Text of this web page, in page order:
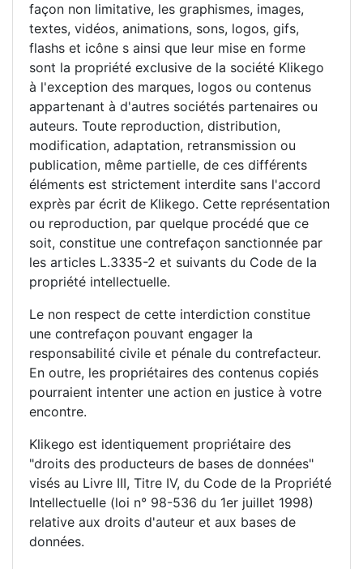
façon non limitative, les graphismes, images,
textes, vidéos, animations, sons, logos, gifs,
flashs et icône s ainsi que leur mise en forme
sont la propriété exclusive de la société Klikego
à l'exception des marques, logos ou contenus
appartenant à d'autres sociétés partenaires ou
auteurs. Toute reproduction, distribution,
modification, adaptation, retransmission ou
publication, même partielle, de ces différents
éléments est strictement interdite sans l'accord
exprès par écrit de Klikego. Cette représentation
ou reproduction, par quelque procédé que ce
soit, constitue une contrefaçon sanctionnée par
les articles L.3335-2 et suivants du Code de la
propriété intellectuelle.
Le non respect de cette interdiction constitue
une contrefaçon pouvant engager la
responsabilité civile et pénale du contrefacteur.
En outre, les propriétaires des contenus copiés
pourraient intenter une action en justice à votre
encontre.
Klikego est identiquement propriétaire des
"droits des producteurs de bases de données"
visés au Livre III, Titre IV, du Code de la Propriété
Intellectuelle (loi n° 98-536 du 1er juillet 1998)
relative aux droits d'auteur et aux bases de
données.